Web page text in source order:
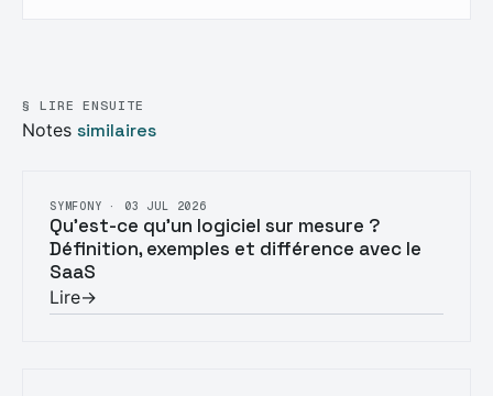
§ LIRE ENSUITE
Notes similaires
SYMFONY · 03 JUL 2026
Qu'est-ce qu'un logiciel sur mesure ?
Définition, exemples et différence avec le
SaaS
Lire→